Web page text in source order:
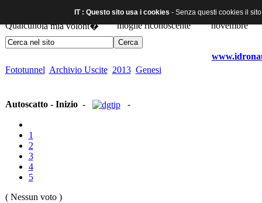
Fototunnel Archivio Uscite 2013 Genesi
Autoscatto - Inizio- -
1
2
3
4
5
( Nessun voto )
IT : Questo sito usa i cookies - Senza questi cookies il